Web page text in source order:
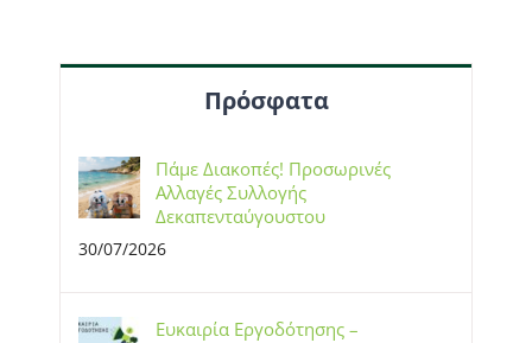
Πρόσφατα
Πάμε Διακοπές! Προσωρινές
Αλλαγές Συλλογής
Δεκαπενταύγουστου
30/07/2026
Ευκαιρία Εργοδότησης –